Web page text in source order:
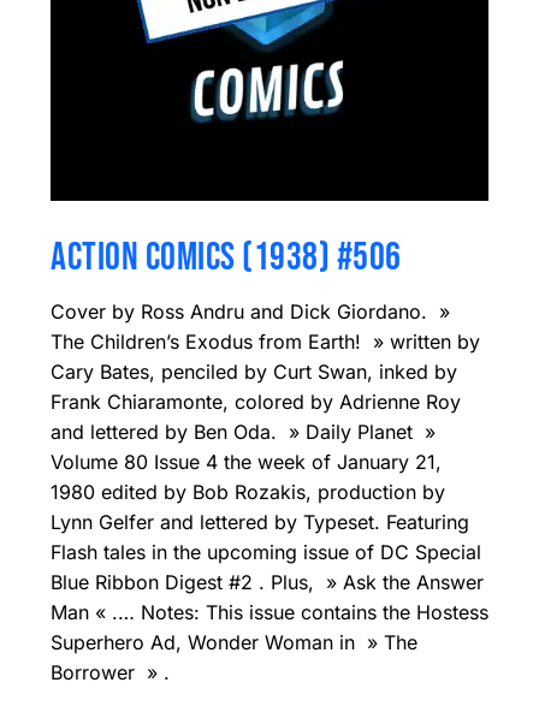
ACTION COMICS (1938) #506
Cover by Ross Andru and Dick Giordano. »
The Children’s Exodus from Earth! » written by
Cary Bates, penciled by Curt Swan, inked by
Frank Chiaramonte, colored by Adrienne Roy
and lettered by Ben Oda. » Daily Planet »
Volume 80 Issue 4 the week of January 21,
1980 edited by Bob Rozakis, production by
Lynn Gelfer and lettered by Typeset. Featuring
Flash tales in the upcoming issue of DC Special
Blue Ribbon Digest #2 . Plus, » Ask the Answer
Man « .… Notes: This issue contains the Hostess
Superhero Ad, Wonder Woman in » The
Borrower » .